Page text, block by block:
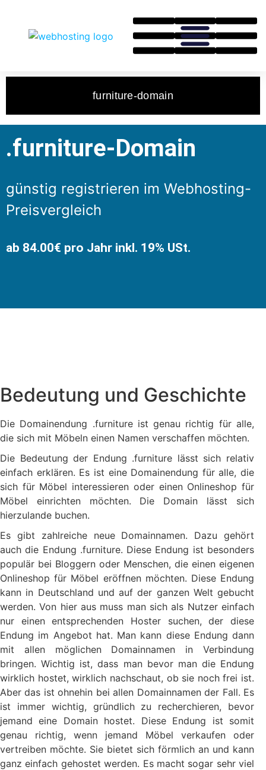
furniture-domain
.furniture-Domain
günstig registrieren im Webhosting-
Preisvergleich
ab 84.00€ pro Jahr inkl. 19% USt.
Bedeutung und Geschichte
Die Domainendung .furniture ist genau richtig für alle,
die sich mit Möbeln einen Namen verschaffen möchten.
Die Bedeutung der Endung .furniture lässt sich relativ
einfach erklären. Es ist eine Domainendung für alle, die
sich für Möbel interessieren oder einen Onlineshop für
Möbel einrichten möchten. Die Domain lässt sich
hierzulande buchen.
Es gibt zahlreiche neue Domainnamen. Dazu gehört
auch die Endung .furniture. Diese Endung ist besonders
populär bei Bloggern oder Menschen, die einen eigenen
Onlineshop für Möbel eröffnen möchten. Diese Endung
kann in Deutschland und auf der ganzen Welt gebucht
werden. Von hier aus muss man sich als Nutzer einfach
nur einen entsprechenden Hoster suchen, der diese
Endung im Angebot hat. Man kann diese Endung dann
mit allen möglichen Domainnamen in Verbindung
bringen. Wichtig ist, dass man bevor man die Endung
wirklich hostet, wirklich nachschaut, ob sie noch frei ist.
Aber das ist ohnehin bei allen Domainnamen der Fall. Es
ist immer wichtig, gründlich zu recherchieren, bevor
jemand eine Domain hostet. Diese Endung ist somit
genau richtig, wenn jemand Möbel verkaufen oder
vertreiben möchte. Sie bietet sich förmlich an und kann
ganz einfach gehostet werden. Es macht sogar sehr viel